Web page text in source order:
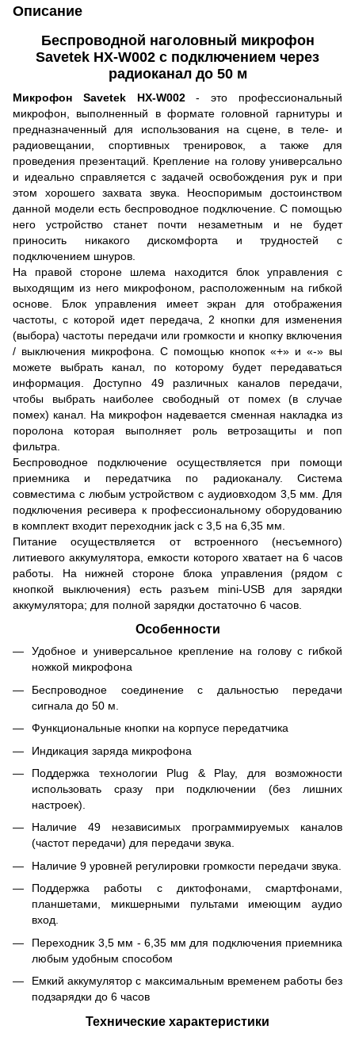
Описание
Беспроводной наголовный микрофон
Savetek HX-W002 с подключением через
радиоканал до 50 м
Микрофон Savetek HX-W002- это профессиональный
микрофон, выполненный в формате головной гарнитуры и
предназначенный для использования на сцене, в теле- и
радиовещании, спортивных тренировок, а также для
проведения презентаций. Крепление на голову универсально
и идеально справляется с задачей освобождения рук и при
этом хорошего захвата звука. Неоспоримым достоинством
данной модели есть беспроводное подключение. С помощью
него устройство станет почти незаметным и не будет
приносить никакого дискомфорта и трудностей с
подключением шнуров.
На правой стороне шлема находится блок управления с
выходящим из него микрофоном, расположенным на гибкой
основе. Блок управления имеет экран для отображения
частоты, с которой идет передача, 2 кнопки для изменения
(выбора) частоты передачи или громкости и кнопку включения
/ выключения микрофона. С помощью кнопок «+» и «-» вы
можете выбрать канал, по которому будет передаваться
информация. Доступно 49 различных каналов передачи,
чтобы выбрать наиболее свободный от помех (в случае
помех) канал. На микрофон надевается сменная накладка из
поролона которая выполняет роль ветрозащиты и поп
фильтра.
Беспроводное подключение осуществляется при помощи
приемника и передатчика по радиоканалу. Система
совместима с любым устройством с аудиовходом 3,5 мм. Для
подключения ресивера к профессиональному оборудованию
в комплект входит переходник jack с 3,5 на 6,35 мм.
Питание осуществляется от встроенного (несъемного)
литиевого аккумулятора, емкости которого хватает на 6 часов
работы. На нижней стороне блока управления (рядом с
кнопкой выключения) есть разъем mini-USB для зарядки
аккумулятора; для полной зарядки достаточно 6 часов.
Особенности
Удобное и универсальное крепление на голову с гибкой
ножкой микрофона
Беспроводное соединение с дальностью передачи
сигнала до 50 м.
Функциональные кнопки на корпусе передатчика
Индикация заряда микрофона
Поддержка технологии Plug & Play, для возможности
использовать сразу при подключении (без лишних
настроек).
Наличие 49 независимых программируемых каналов
(частот передачи) для передачи звука.
Наличие 9 уровней регулировки громкости передачи звука.
Поддержка работы с диктофонами, смартфонами,
планшетами, микшерными пультами имеющим аудио
вход.
Переходник 3,5 мм - 6,35 мм для подключения приемника
любым удобным способом
Емкий аккумулятор с максимальным временем работы без
подзарядки до 6 часов
Технические характеристики